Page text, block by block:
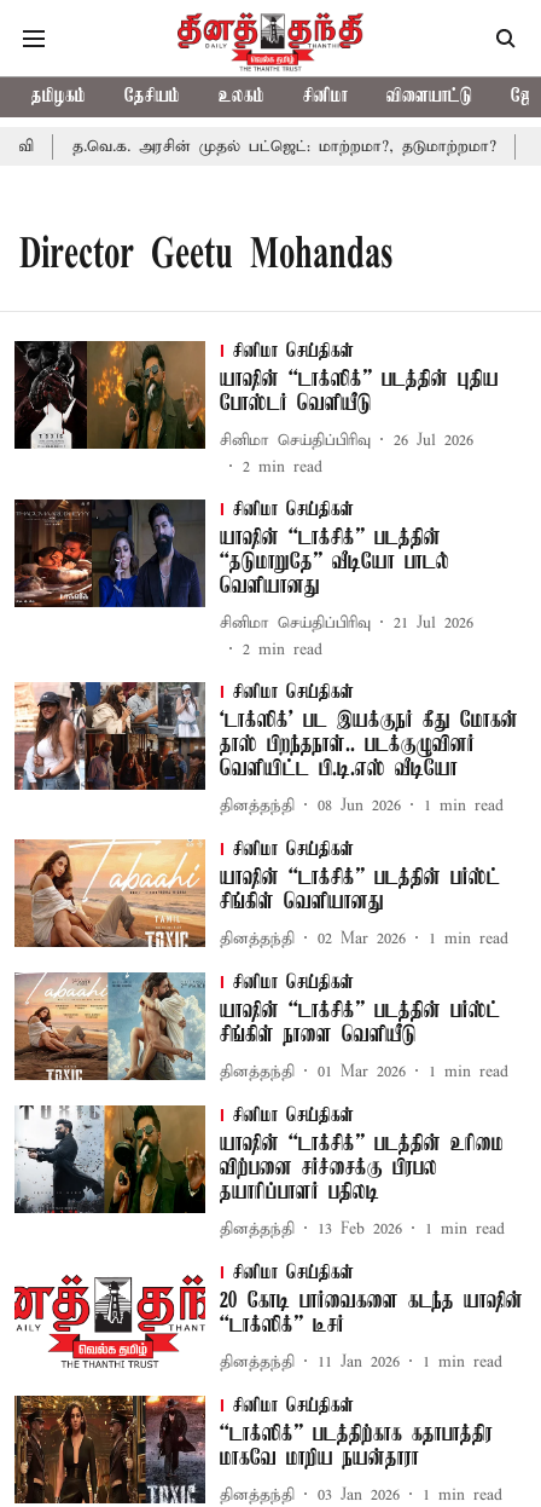
தமிழகம் தேசியம் உலகம் சினிமா விளையாட்டு
த.வெ.க. அரசின் முதல் பட்ஜெட்: மாற்றமா?, தடுமாற்றமா?
Director Geetu Mohandas
சினிமா செய்திகள்
யாஷின் “டாக்ஸிக்” படத்தின் புதிய
போஸ்டர் வெளியீடு
சினிமா செய்திப்பிரிவு
26 Jul 2026
2 min read
சினிமா செய்திகள்
யாஷின் “டாக்சிக்” படத்தின்
“தடுமாறுதே” வீடியோ பாடல்
வெளியானது
சினிமா செய்திப்பிரிவு
21 Jul 2026
2 min read
சினிமா செய்திகள்
‘டாக்ஸிக்’ பட இயக்குநர் கீது மோகன்​
தாஸ் பிறந்தநாள்.. படக்குழுவினர்
வெளியிட்ட பி.டி.எஸ் வீடியோ
தினத்தந்தி 08 Jun 2026 1 min read
சினிமா செய்திகள்
யாஷின் “டாக்சிக்” படத்தின் பர்ஸ்ட்
சிங்கிள் வெளியானது
தினத்தந்தி 02 Mar 2026 1 min read
சினிமா செய்திகள்
யாஷின் “டாக்சிக்” படத்தின் பர்ஸ்ட்
சிங்கிள் நாளை வெளியீடு
தினத்தந்தி 01 Mar 2026 1 min read
சினிமா செய்திகள்
யாஷின் “டாக்சிக்” படத்தின் உரிமை
விற்பனை சர்ச்சைக்கு பிரபல
தயாரிப்பாளர் பதிலடி
தினத்தந்தி 13 Feb 2026 1 min read
சினிமா செய்திகள்
20 கோடி பார்வைகளை கடந்த யாஷின்
“டாக்ஸிக்” டீசர்
தினத்தந்தி 11 Jan 2026 1 min read
சினிமா செய்திகள்
“டாக்ஸிக்​” படத்திற்காக கதா​பாத்​திர​
மாகவே மாறி​ய நயன்தாரா
தினத்தந்தி 03 Jan 2026 1 min read